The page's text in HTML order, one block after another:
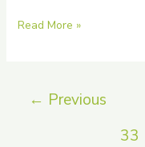
K1:
bezoek
Read More »
← Previous
33